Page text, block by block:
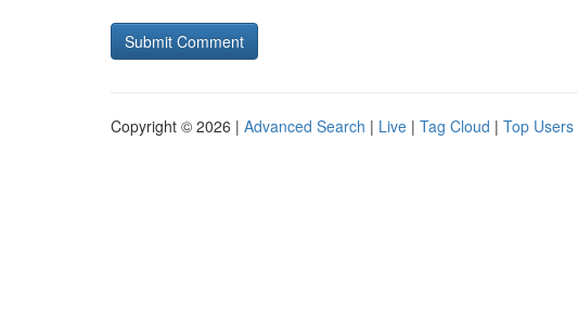
Copyright © 2026 | Advanced Search | Live | Tag Cloud | Top Users